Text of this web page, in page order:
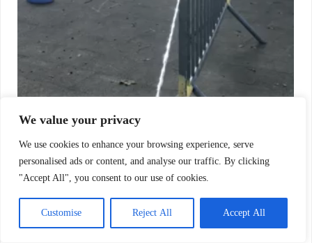
We value your privacy
We use cookies to enhance your browsing experience, serve
personalised ads or content, and analyse our traffic. By clicking
"Accept All", you consent to our use of cookies.
Customise Reject All Accept All